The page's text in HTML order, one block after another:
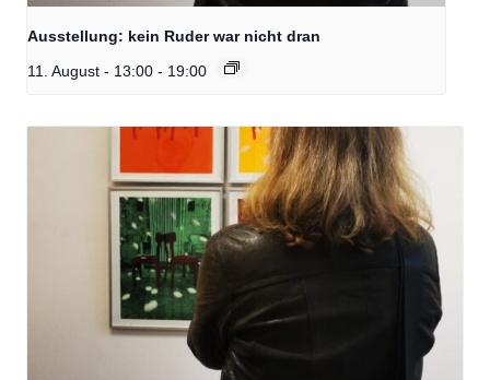
Ausstellung: kein Ruder war nicht dran
11. August - 13:00 - 19:00